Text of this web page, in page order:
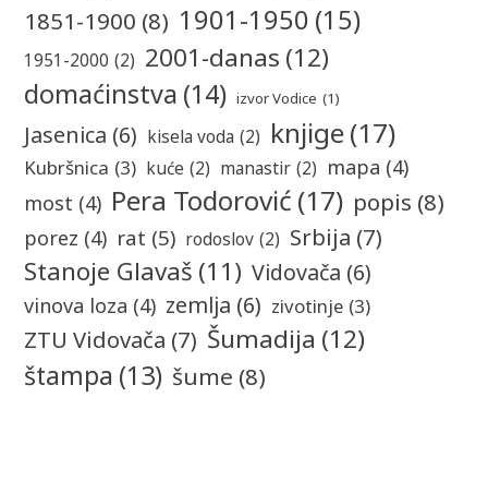
1851-1900 (8) 1901-1950 (15)
1951-2000 (2) 2001-danas (12)
domaćinstva (14) izvor Vodice (1)
Jasenica (6) kisela voda (2) knjige(17)
Kubršnica (3) kuće (2) manastir (2) mapa (4)
most (4) Pera Todorović (17) popis (8)
porez (4) rat (5) rodoslov (2) Srbija (7)
Stanoje Glavaš (11) Vidovača (6)
vinova loza (4) zemlja (6) zivotinje (3)
ZTU Vidovača (7) Šumadija (12)
štampa (13) šume (8)